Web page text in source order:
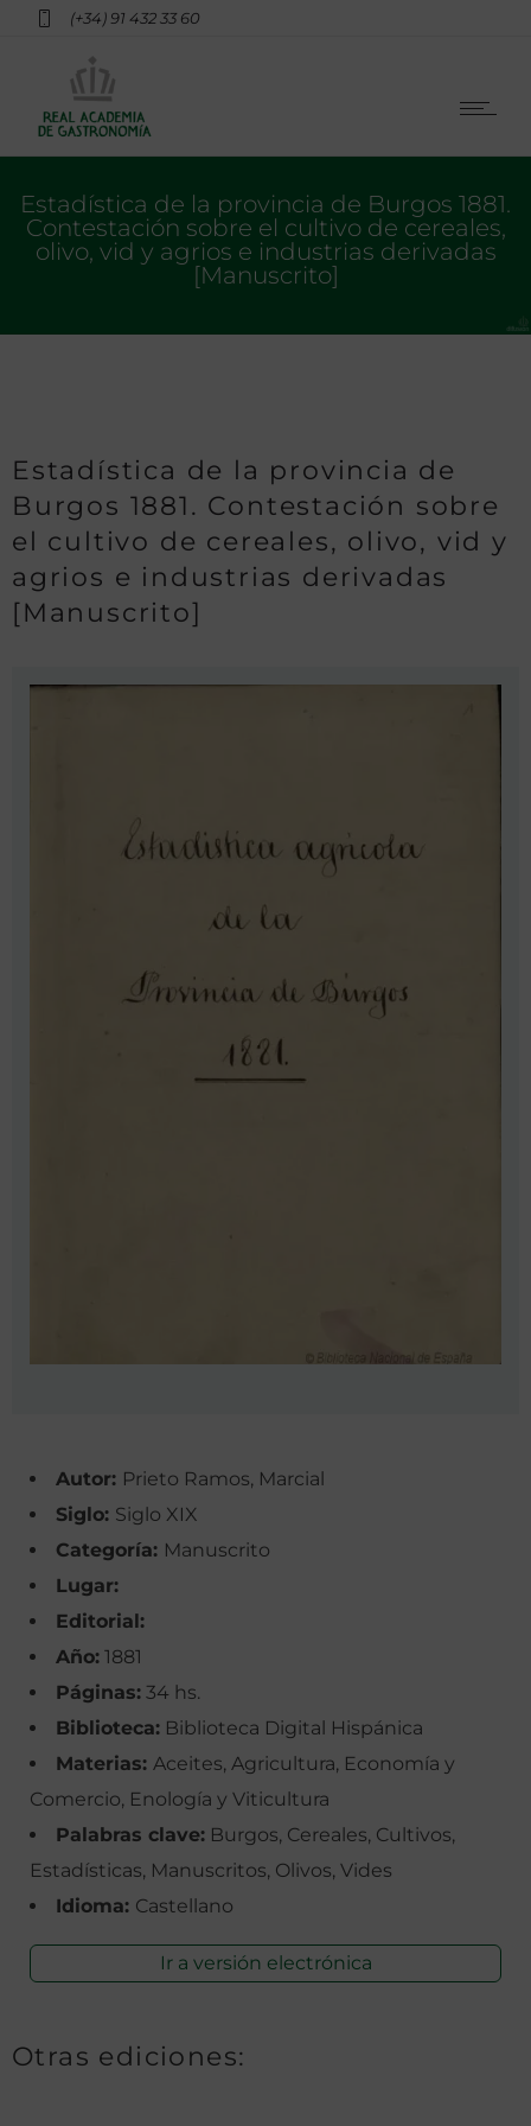
(+34) 91 432 33 60
Estadística de la provincia de Burgos 1881.
Contestación sobre el cultivo de cereales,
olivo, vid y agrios e industrias derivadas
[Manuscrito]
Estadística de la provincia de
Burgos 1881. Contestación sobre
el cultivo de cereales, olivo, vid y
agrios e industrias derivadas
[Manuscrito]
Autor: Prieto Ramos, Marcial
Siglo: Siglo XIX
Categoría: Manuscrito
Lugar:
Editorial:
Año: 1881
Páginas: 34 hs.
Biblioteca: Biblioteca Digital Hispánica
Materias: Aceites, Agricultura, Economía y
Comercio, Enología y Viticultura
Palabras clave: Burgos, Cereales, Cultivos,
Estadísticas, Manuscritos, Olivos, Vides
Idioma: Castellano
Ir a versión electrónica
Otras ediciones: